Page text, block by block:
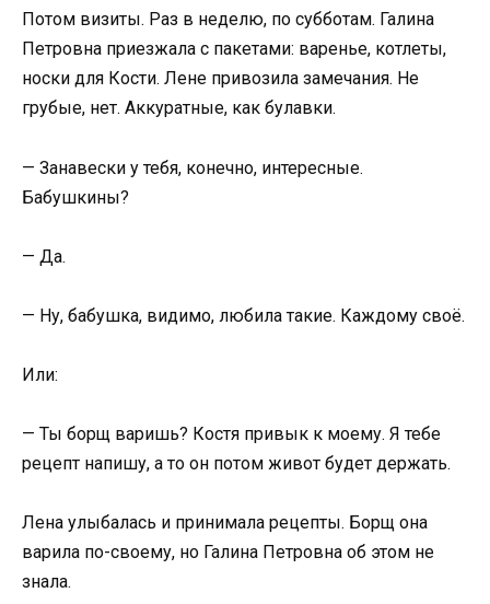
Потом визиты. Раз в неделю, по субботам. Галина
Петровна приезжала с пакетами: варенье, котлеты,
носки для Кости. Лене привозила замечания. Не
грубые, нет. Аккуратные, как булавки.
— Занавески у тебя, конечно, интересные.
Бабушкины?
— Да.
— Ну, бабушка, видимо, любила такие. Каждому своё.
Или:
— Ты борщ варишь? Костя привык к моему. Я тебе
рецепт напишу, а то он потом живот будет держать.
Лена улыбалась и принимала рецепты. Борщ она
варила по-своему, но Галина Петровна об этом не
знала.